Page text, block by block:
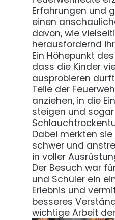
Erfahrungen und
einen
davon, wie
herausfordernd
Ein Höhepunkt
dass die Kinder
ausprobieren
Teile der
anziehen, in die
steigen und
Dabei merkten
schwer und
in voller
Der Besuch war
und Schüler ein
Erlebnis und
besseres
wichtige Arbeit